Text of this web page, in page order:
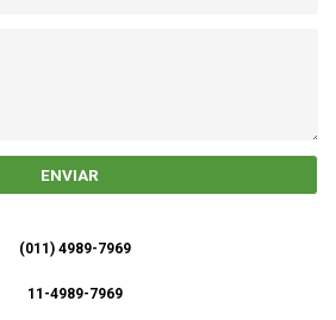
ENVIAR
(011) 4989-7969
11-4989-7969